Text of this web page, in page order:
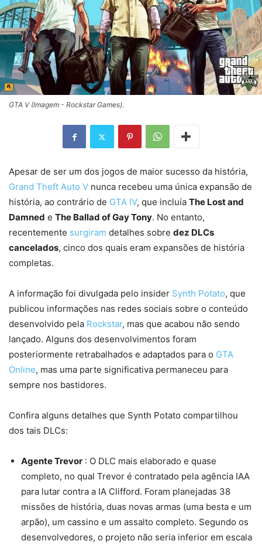
GTA V (Imagem - Rockstar Games).
Apesar de ser um dos jogos de maior sucesso da história,
Grand Theft Auto V nunca recebeu uma única expansão de
história, ao contrário de GTA IV, que incluía The Lost and
Damned e The Ballad of Gay Tony. No entanto,
recentemente surgiram detalhes sobre dez DLCs
cancelados, cinco dos quais eram expansões de história
completas.
A informação foi divulgada pelo insider Synth Potato, que
publicou informações nas redes sociais sobre o conteúdo
desenvolvido pela Rockstar, mas que acabou não sendo
lançado. Alguns dos desenvolvimentos foram
posteriormente retrabalhados e adaptados para o GTA
Online, mas uma parte significativa permaneceu para
sempre nos bastidores.
Confira alguns detalhes que Synth Potato compartilhou
dos tais DLCs:
Agente Trevor : O DLC mais elaborado e quase
completo, no qual Trevor é contratado pela agência IAA
para lutar contra a IA Clifford. Foram planejadas 38
missões de história, duas novas armas (uma besta e um
arpão), um cassino e um assalto completo. Segundo os
desenvolvedores, o projeto não seria inferior em escala